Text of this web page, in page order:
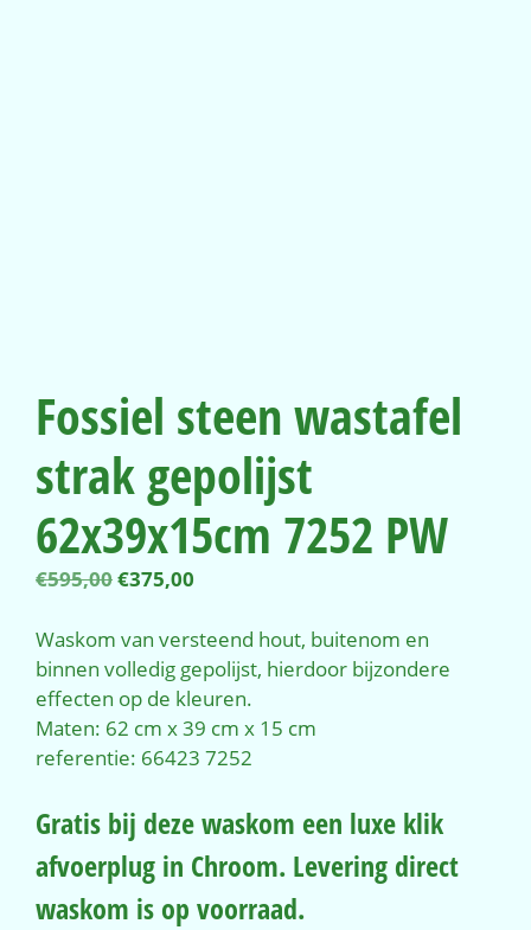
Fossiel steen wastafel
strak gepolijst
62x39x15cm 7252 PW
€595,00Oorspronkelijke
was:
€595,00.
€375,00
is:
€375,00.
Waskom van versteend hout, buitenom en
binnen volledig gepolijst, hierdoor bijzondere
effecten op de kleuren.
Maten: 62 cm x 39 cm x 15 cm
referentie: 66423 7252
Gratis bij deze waskom een luxe klik
afvoerplug in Chroom. Levering direct
waskom is op voorraad.